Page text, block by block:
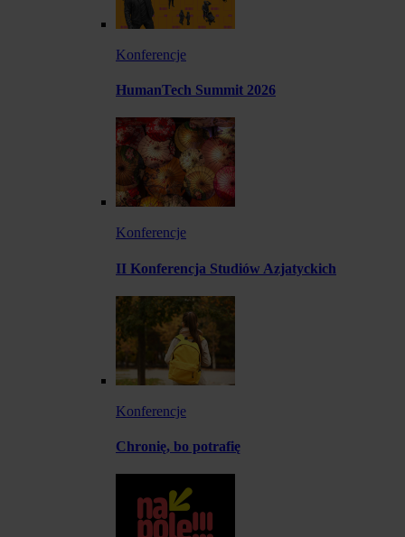
Konferencje
HumanTech Summit 2026
Konferencje
II Konferencja Studiów Azjatyckich
Konferencje
Chronię, bo potrafię